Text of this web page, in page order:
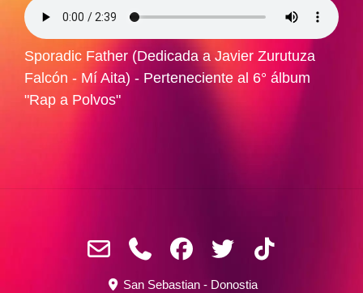
Sporadic Father (Dedicada a Javier Zurutuza
Falcón - Mí Aita) - Perteneciente al 6° álbum
"Rap a Polvos"
San Sebastian - Donostia